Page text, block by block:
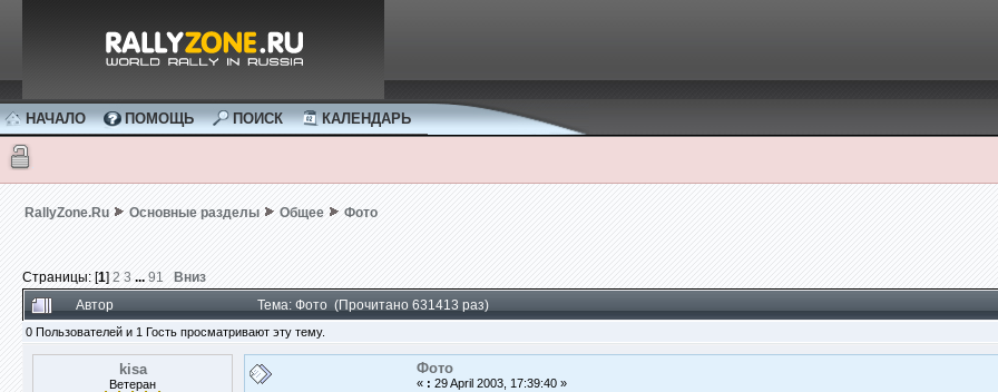
НАЧАЛО ПОМОЩЬ ПОИСК КАЛЕНДАРЬ
RallyZone.Ru Основные разделы Общее Фото
Страницы: [1] 2 3 ... 91 Вниз
Автор Тема: Фото (Прочитано 631413 раз)
0 Пользователей и 1 Гость просматривают эту тему.
kisa
Ветеран
Фото
« : 29 April 2003, 17:39:40 »